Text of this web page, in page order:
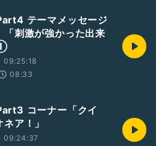
テーマメッセージ
「刺激が強かった出来
08:33
コーナー「クイ
ア！」
09:24:37